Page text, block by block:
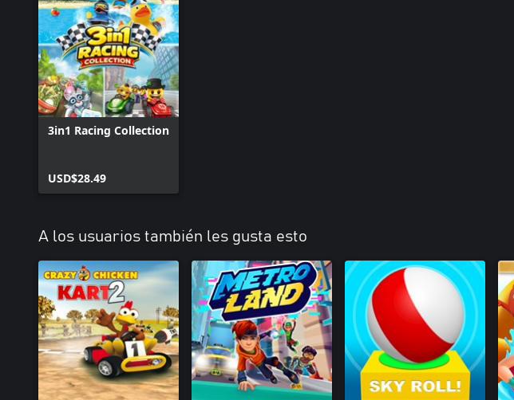
3in1 Racing Collection
USD$28.49
A los usuarios también les gusta esto